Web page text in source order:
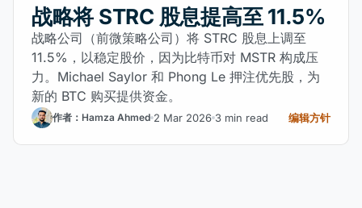
战略将 STRC 股息提高至 11.5%
战略公司（前微策略公司）将 STRC 股息上调至
11.5%，以稳定股价，因为比特币对 MSTR 构成压
力。Michael Saylor 和 Phong Le 押注优先股，为
新的 BTC 购买提供资金。
作者：Hamza Ahmed 2 Mar 2026 3 min read 编辑方针